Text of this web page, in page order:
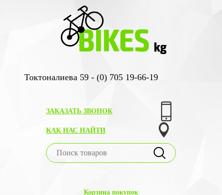
Токтоналиева 59 - (0) 705 19-66-19
ЗАКАЗАТЬ ЗВОНОК
КАК НАС НАЙТИ
Корзина покупок